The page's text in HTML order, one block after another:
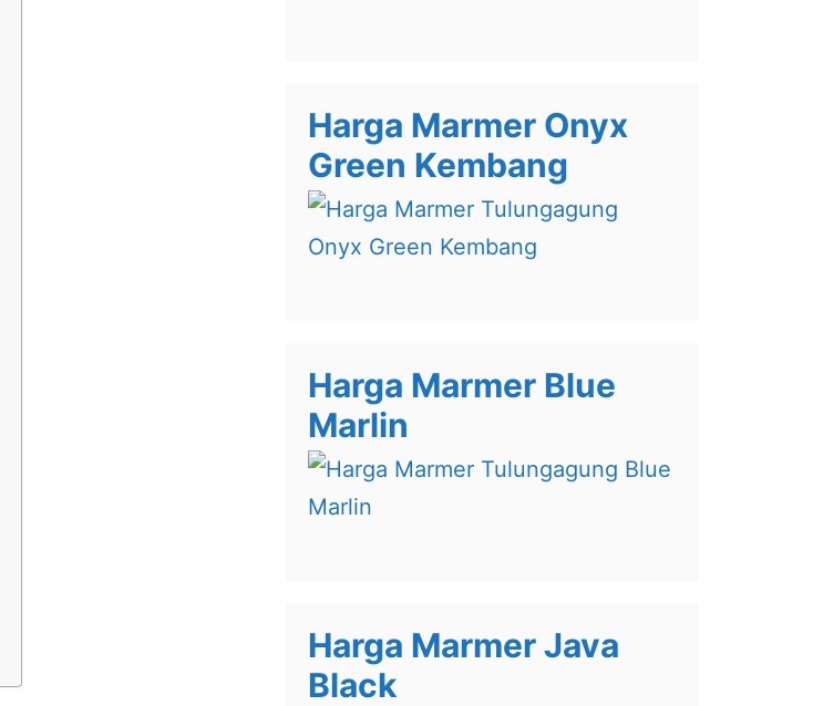
Harga Marmer Onyx
Green Kembang
Harga Marmer Blue
Marlin
Harga Marmer Java
Black